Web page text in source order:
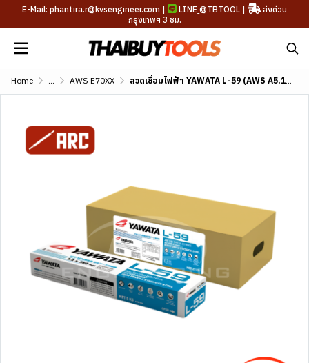
E-Mail: phantira.r@kvsengineer.com | LINE @TBTOOL |
ส่งด่วน
กรุงเทพฯ 3 ชม.
Home ... AWS E70XX ลวดเชื่อมไฟฟ้า YAWATA L-59 (AWS A5.1 E7016)